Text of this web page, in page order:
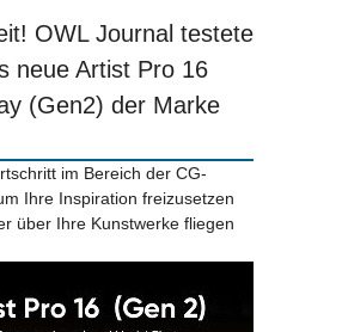
OWL Journal testete
neue Artist Pro 16
(Gen2) der Marke
im Bereich der CG-
Ihre Inspiration freizusetzen
über Ihre Kunstwerke fliegen